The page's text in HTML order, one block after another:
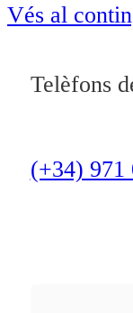
Vés al
Telèfons
(+34) 971
OCI